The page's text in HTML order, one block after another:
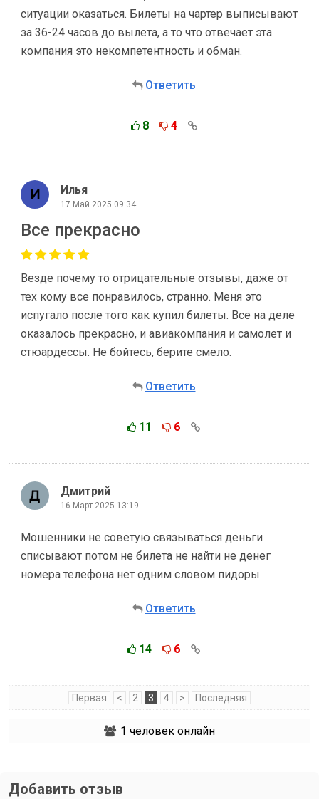
ситуации оказаться. Билеты на чартер выписывают
за 36-24 часов до вылета, а то что отвечает эта
компания это некомпетентность и обман.
Ответить
8 4
Илья
17 Май 2025 09:34
Все прекрасно
Везде почему то отрицательные отзывы, даже от
тех кому все понравилось, странно. Меня это
испугало после того как купил билеты. Все на деле
оказалось прекрасно, и авиакомпания и самолет и
стюардессы. Не бойтесь, берите смело.
Ответить
11 6
Дмитрий
16 Март 2025 13:19
Мошенники не советую связываться деньги
списывают потом не билета не найти не денег
номера телефона нет одним словом пидоры
Ответить
14 6
Первая < 2 3 4 > Последняя
1 человек онлайн
Добавить отзыв